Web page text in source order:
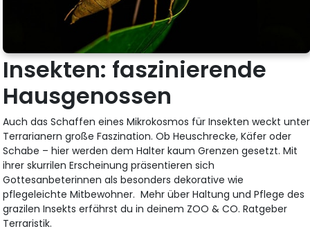
Insekten: faszinierende
Hausgenossen
Auch das Schaffen eines Mikrokosmos für Insekten weckt unter
Terrarianern große Faszination. Ob Heuschrecke, Käfer oder
Schabe – hier werden dem Halter kaum Grenzen gesetzt. Mit
ihrer skurrilen Erscheinung präsentieren sich
Gottesanbeterinnen als besonders dekorative wie
pflegeleichte Mitbewohner. Mehr über Haltung und Pflege des
grazilen Insekts erfährst du in deinem ZOO & CO. Ratgeber
Terraristik.